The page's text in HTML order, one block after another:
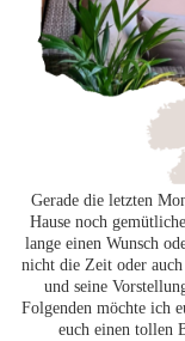
Gerade die letzten
Hause noch
lange einen Wunsch
nicht die Zeit oder
und seine
Folgenden möchte ich
euch einen tollen